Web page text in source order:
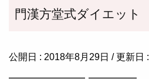
門漢方堂式ダイエット
公開日 : 2018年8月29日 / 更新日 :